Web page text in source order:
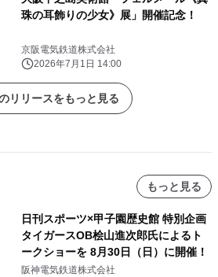
珠の耳飾りの少女》展」開催記念！
京阪電気鉄道株式会社
2026年7月1日 14:00
リリースをもっと見る
もっと見る
日刊スポーツ×甲子園歴史館 特別企画
タイガースOB桧山進次郎氏によるト
ークショーを 8月30日（日）に開催！
阪神電気鉄道株式会社